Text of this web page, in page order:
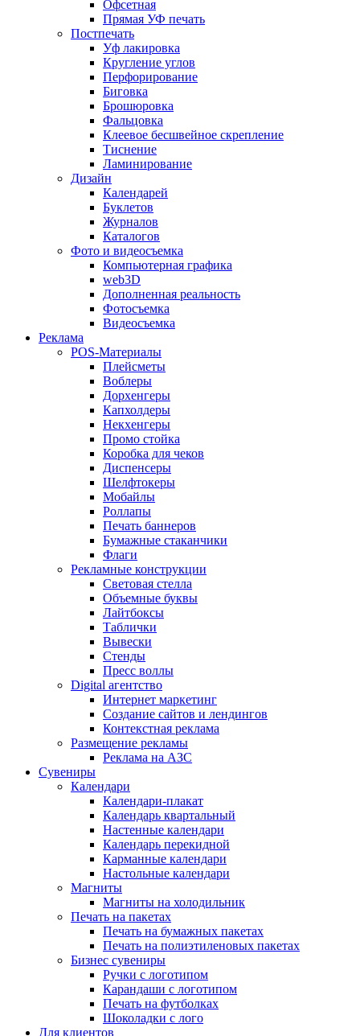
Офсетная
Прямая УФ печать
Постпечать
Уф лакировка
Кругление углов
Перфорирование
Биговка
Брошюровка
Фальцовка
Клеевое бесшвейное скрепление
Тиснение
Ламинирование
Дизайн
Календарей
Буклетов
Журналов
Каталогов
Фото и видеосъемка
Компьютерная графика
web3D
Дополненная реальность
Фотосъемка
Видеосъемка
Реклама
POS-Материалы
Плейсметы
Воблеры
Дорхенгеры
Капхолдеры
Некхенгеры
Промо стойка
Коробка для чеков
Диспенсеры
Шелфтокеры
Мобайлы
Роллапы
Печать баннеров
Бумажные стаканчики
Флаги
Рекламные конструкции
Световая стелла
Объемные буквы
Лайтбоксы
Таблички
Вывески
Стенды
Пресс воллы
Digital агентство
Интернет маркетинг
Создание сайтов и лендингов
Контекстная реклама
Размещение рекламы
Реклама на АЗС
Сувениры
Календари
Календари-плакат
Календарь квартальный
Настенные календари
Календарь перекидной
Карманные календари
Настольные календари
Магниты
Магниты на холодильник
Печать на пакетах
Печать на бумажных пакетах
Печать на полиэтиленовых пакетах
Бизнес сувениры
Ручки с логотипом
Карандаши с логотипом
Печать на футболках
Шоколадки с лого
Для клиентов